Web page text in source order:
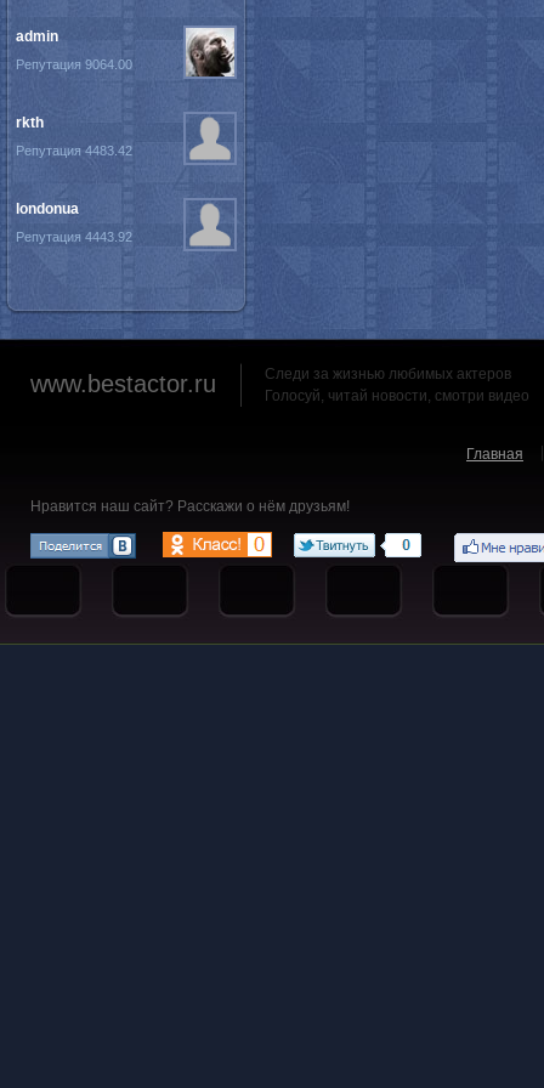
admin
Репутация 9064.00
rkth
Репутация 4483.42
londonua
Репутация 4443.92
www.bestactor.ru
Следи за жизнью любимых актеров
Голосуй, читай новости, смотри видео
Главная
Нравится наш сайт? Расскажи о нём друзьям!